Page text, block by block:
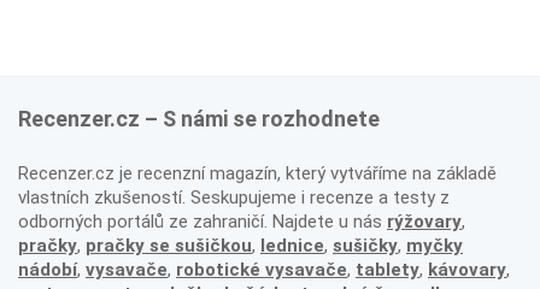
Recenzer.cz – S námi se rozhodnete
Recenzer.cz je recenzní magazín, který vytváříme na základě
vlastních zkušeností. Seskupujeme i recenze a testy z
odborných portálů ze zahraničí. Najdete u nás rýžovary,
pračky, pračky se sušičkou, lednice, sušičky, myčky
nádobí, vysavače, robotické vysavače, tablety, kávovary,